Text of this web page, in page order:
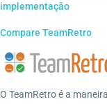
implementação
Compare TeamRetro
O TeamRetro é a